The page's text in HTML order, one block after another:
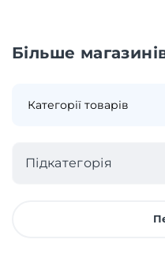
Більше
Підкатегорія